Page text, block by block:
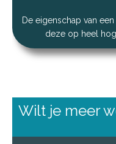
De eigenschap van
deze op heel
Wilt je meer